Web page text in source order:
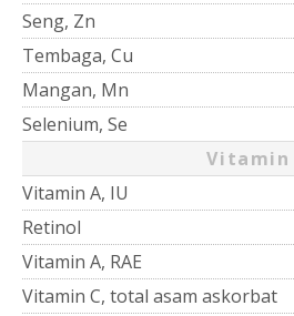
Seng, Zn
Tembaga, Cu
Mangan, Mn
Selenium, Se
Vitamin
Vitamin A, IU
Retinol
Vitamin A, RAE
Vitamin C, total asam askorbat